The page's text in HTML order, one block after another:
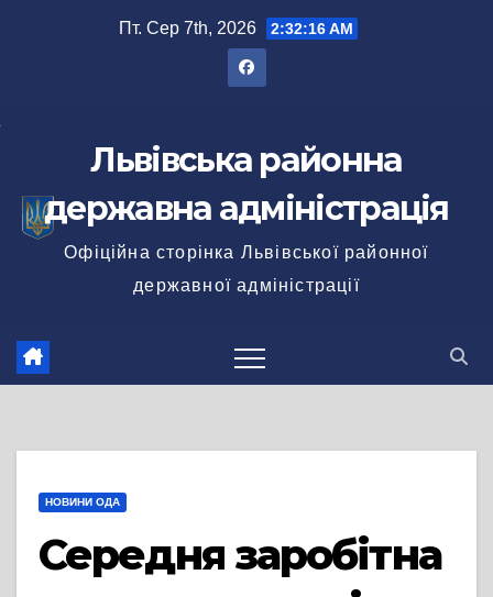
Пт. Сер 7th, 2026 2:32:17 AM
Львівська районна
державна адміністрація
Офіційна сторінка Львівської районної
державної адміністрації
НОВИНИ ОДА
Середня заробітна